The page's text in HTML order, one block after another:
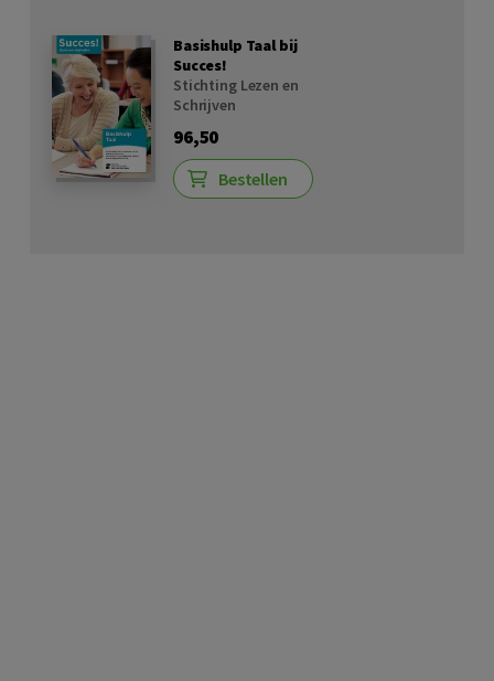
Basishulp Taal bij
Succes!
Stichting Lezen en
Schrijven
96,50
Bestellen